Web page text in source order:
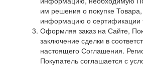
им решения о покупке
информацию о сертификации
Оформляя заказ на Сайте,
заключение сделки в
настоящего Соглашения.
Покупатель соглашается с